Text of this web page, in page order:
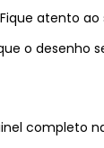
atento ao
o desenho
completo